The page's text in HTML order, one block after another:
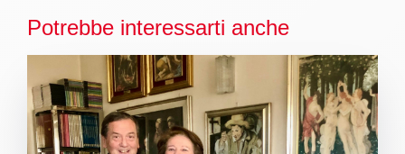
Potrebbe interessarti anche